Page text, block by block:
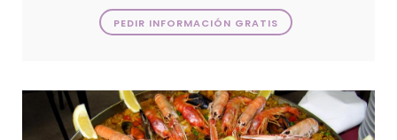
PEDIR INFORMACIÓN GRATIS